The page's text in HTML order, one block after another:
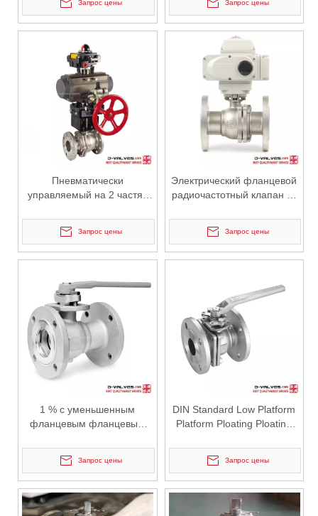
2026-06-15
Пошаговое руководство по очистке Y-образных фильтров,
2026-06-15
В промышленных трубопроводных системах, где требуется
площадкой.
Запрос цены Запрос цены
Пневматически
управляемый на 2 частях
фланцевой плавучий
шаровой клапан
Запрос цены
Электрический фланцевой
радиочастотный клапан из
нержавеющей стали
Запрос цены
1 % с уменьшенным
фланцевым фланцевым
клапан из нержавеющей
стали
Запрос цены
DIN Standard Low Platform
Platform Ploating Ploating
Запрос цены